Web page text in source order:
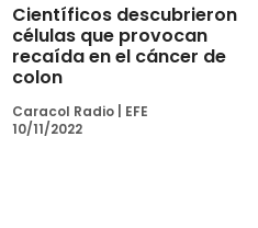
Científicos descubrieron
células que provocan
recaída en el cáncer de
colon
Caracol Radio
EFE
10/11/2022